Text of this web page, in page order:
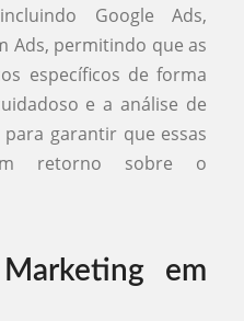
Google Ads,
Ads, permitindo que as
específicos de forma
e a análise de
garantir que essas
retorno sobre o
em